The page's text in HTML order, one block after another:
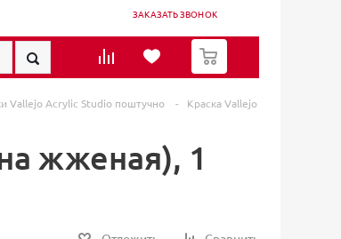
ЗАКАЗАТЬ ЗВОНОК
0
Vallеjo Acrylic Studio поштучно -
Краска Vallejo
жженая), 1